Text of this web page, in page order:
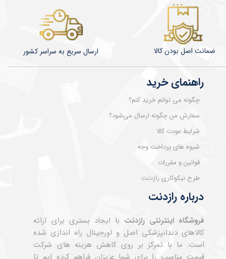
درباره رازدنت
فروشگاه اینترنتی رازدنت با ایجاد بستری برای ارائه
کالاهای دندانپزشکی اصل و اورجینال راه اندازی شده
است. ما با تمرکز بر روی کاهش هزینه های شرکت
راهنمای خرید
چگونه می توانم خرید کنم؟
سفارش من چگونه ارسال می‌شود؟
شرایط عودت کالا
شیوه های پرداخت وجه
قوانین و مقررات
طرح نیکوکاری رازدنت
​​​​ارسال سریع به سراسر کشور ضمانت اصل بودن کالا